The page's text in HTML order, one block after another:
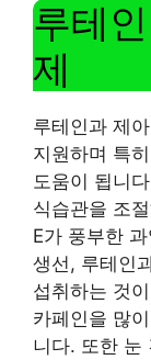
루테
제
루테인과 제
지원하며 특
도움이 됩니
식습관을 조
E가 풍부한
생선, 루테인
섭취하는 것
카페인을 많
니다. 또한 눈